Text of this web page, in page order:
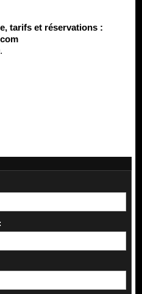
tarifs et réservations :